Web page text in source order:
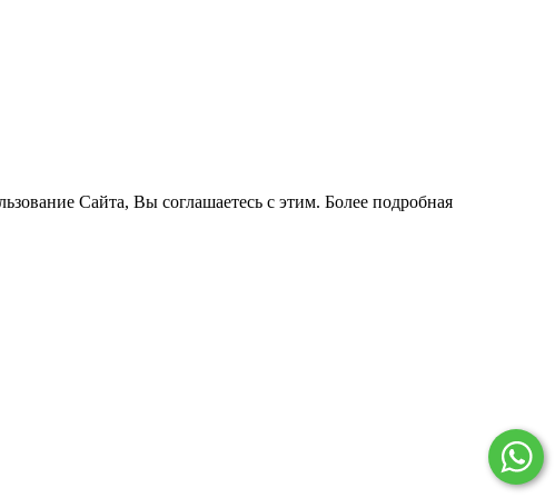
Сайта, Вы соглашаетесь с этим. Более подробная